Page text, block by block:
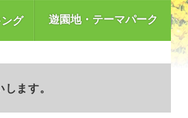
グ 遊園地・テーマパーク
ます。